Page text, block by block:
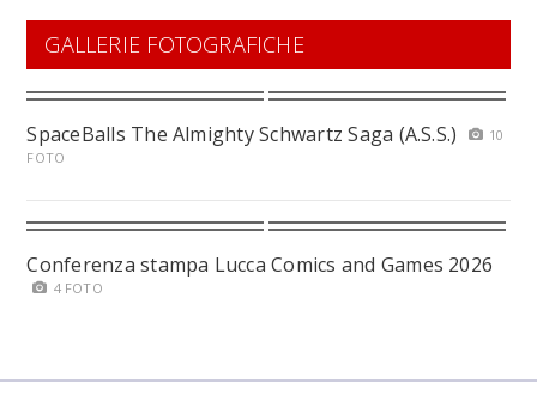
GALLERIE FOTOGRAFICHE
SpaceBalls The Almighty Schwartz Saga (A.S.S.)
10
FOTO
Conferenza stampa Lucca Comics and Games 2026
4 FOTO